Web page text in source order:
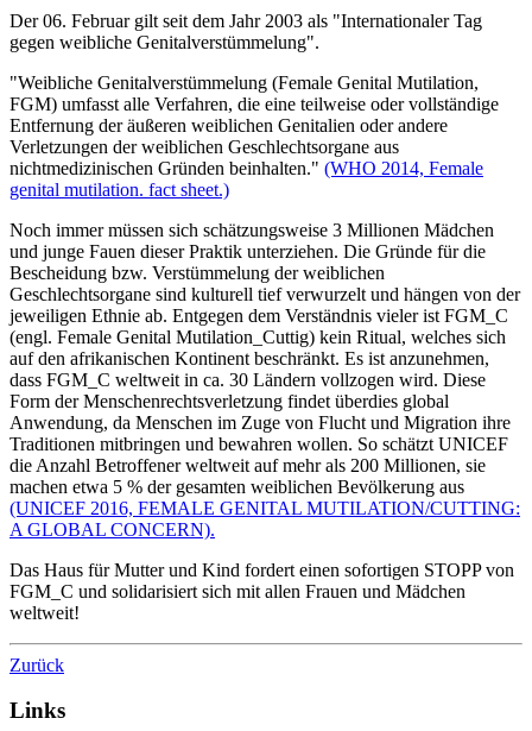
Der 06. Februar gilt seit dem Jahr 2003 als "Internationaler Tag
gegen weibliche Genitalverstümmelung".
"Weibliche Genitalverstümmelung (Female Genital Mutilation,
FGM) umfasst alle Verfahren, die eine teilweise oder vollständige
Entfernung der äußeren weiblichen Genitalien oder andere
Verletzungen der weiblichen Geschlechtsorgane aus
nichtmedizinischen Gründen beinhalten." (WHO 2014, Female
genital mutilation. fact sheet.)
Noch immer müssen sich schätzungsweise 3 Millionen Mädchen
und junge Fauen dieser Praktik unterziehen. Die Gründe für die
Bescheidung bzw. Verstümmelung der weiblichen
Geschlechtsorgane sind kulturell tief verwurzelt und hängen von der
jeweiligen Ethnie ab. Entgegen dem Verständnis vieler ist FGM_C
(engl. Female Genital Mutilation_Cuttig) kein Ritual, welches sich
auf den afrikanischen Kontinent beschränkt. Es ist anzunehmen,
dass FGM_C weltweit in ca. 30 Ländern vollzogen wird. Diese
Form der Menschenrechtsverletzung findet überdies global
Anwendung, da Menschen im Zuge von Flucht und Migration ihre
Traditionen mitbringen und bewahren wollen. So schätzt UNICEF
die Anzahl Betroffener weltweit auf mehr als 200 Millionen, sie
machen etwa 5 % der gesamten weiblichen Bevölkerung aus
(UNICEF 2016, FEMALE GENITAL MUTILATION/CUTTING:
A GLOBAL CONCERN).
Das Haus für Mutter und Kind fordert einen sofortigen STOPP von
FGM_C und solidarisiert sich mit allen Frauen und Mädchen
weltweit!
Zurück
Links